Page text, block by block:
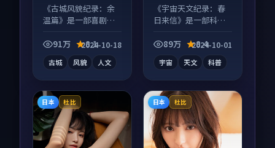
《古城风貌纪录：余
温篇》是一部喜剧向
事并行，细节值得二
91万 8.1
2024-10-18
古城 风貌 人文
《宇宙天文纪录：春
日来信》是一部科幻
彩蛋别错过，字幕区
89万 8.4
2024-10-01
宇宙 天文 科普
日本 杜比 日本 杜比